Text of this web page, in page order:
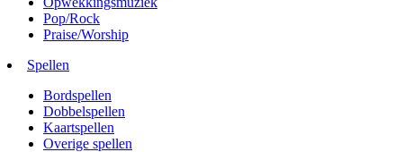
Pop/Rock
Praise/Worship
Spellen
Bordspellen
Dobbelspellen
Kaartspellen
Overige spellen